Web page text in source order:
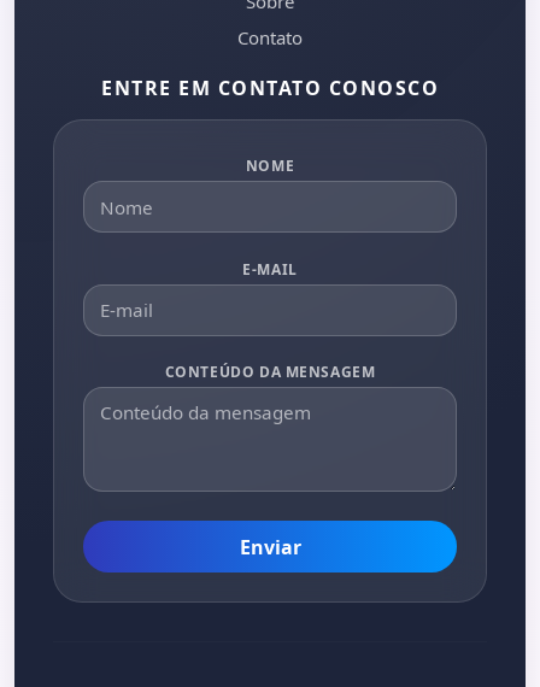
Contato
ENTRE EM CONTATO CONOSCO
NOME
E-MAIL
CONTEÚDO DA MENSAGEM
Enviar